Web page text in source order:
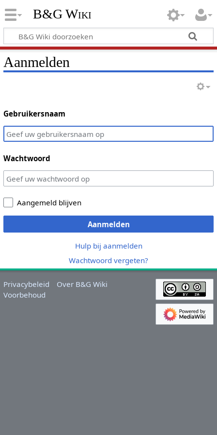
B&G Wiki
Aanmelden
Gebruikersnaam
Wachtwoord
Aangemeld blijven
Aanmelden
Hulp bij aanmelden
Wachtwoord vergeten?
Privacybeleid
Over B&G Wiki
Voorbehoud